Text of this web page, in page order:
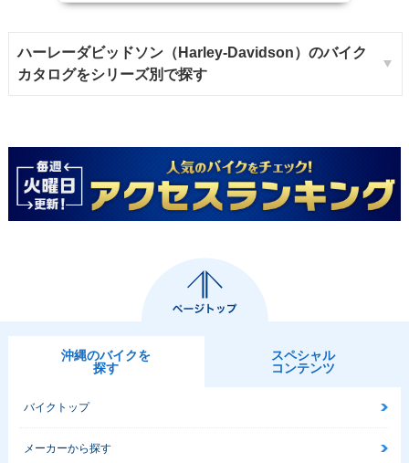
ハーレーダビッドソン（Harley-Davidson）のバイク
カタログをシリーズ別で探す
沖縄のバイクを
探す
スペシャル
コンテンツ
バイクトップ
メーカーから探す